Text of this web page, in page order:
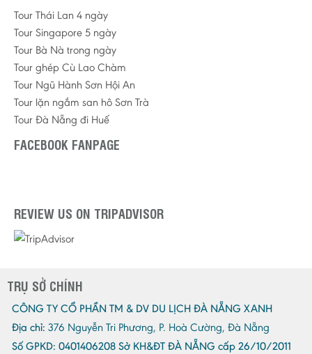
Tour Thái Lan 4 ngày
Tour Singapore 5 ngày
Tour Bà Nà trong ngày
Tour ghép Cù Lao Chàm
Tour Ngũ Hành Sơn Hội An
Tour lặn ngắm san hô Sơn Trà
Tour Đà Nẵng đi Huế
FACEBOOK FANPAGE
REVIEW US ON TRIPADVISOR
TRỤ SỞ CHÍNH
CÔNG TY CỔ PHẦN TM & DV DU LỊCH ĐÀ NẴNG XANH
Địa chỉ: 376 Nguyễn Tri Phương, P. Hoà Cường, Đà Nẵng
Số GPKD: 0401406208 Sở KH&ĐT ĐÀ NẴNG cấp 26/10/2011